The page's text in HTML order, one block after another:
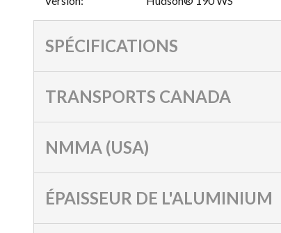
SPÉCIFICATIONS
TRANSPORTS CANADA
NMMA (USA)
ÉPAISSEUR DE L'ALUMINIUM